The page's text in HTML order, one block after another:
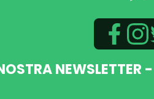
NEWSLETTER -